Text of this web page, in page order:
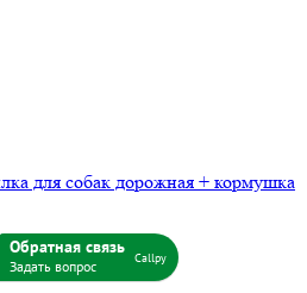
для собак дорожная + кормушка
Callpy